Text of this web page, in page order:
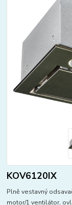
KOV6120IX
Plně vestavný
motor/1 ventilátor,